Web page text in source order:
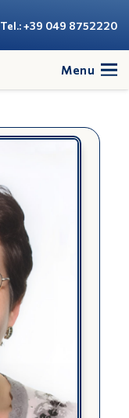
Tel.: +39 049 8752220
Menu